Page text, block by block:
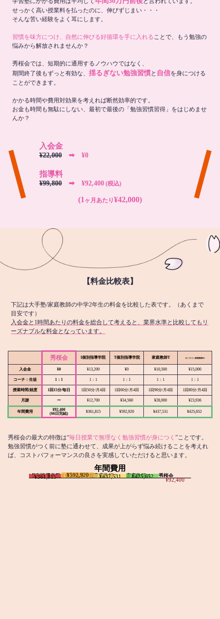
せっかく高い授業料を払ったのに、伸びずじまい・・・
そんな苦い経験をよく耳にします。
習慣を味方につけ、自然に伸びる好循環を手に入れることで、もう勉強の
悩みから解放されませんか？
秀桜会では、短期的に通用するノウハウではなく、
期間終了後もずっと有効な、 揺るぎない勉強習慣と 自信を身につける
ことができます。
かかる時間や費用対効果を考えれば断然効率的です。
お金も時間も無駄にしない、最初で最後の「勉強習慣習得」をはじめませ
んか？
入会金
¥22,000 ➡︎ ¥0
指導料
¥99,800 ➡︎ ¥92,400 (税込)
(1 ヶ月あたり¥42,000)
【料金比較表】
下記は大手塾/家庭教師の中学2年生の料金を比較した表です。（あくまで
目安です）
入会金と1時間あたりの料金を総合して考えると、業界水準と比較してもリ
ーズナブルな料金となっています。
秀桜会 I個別指導学院 T個別指導学院 家庭教師T オンライン家庭教師M
入会金 ¥0 ¥13,200 ¥0 ¥10,500 ¥15,000
コーチ：生徒 1：1 1：1 1：1 1：1 1：1
授業時間/頻度 1回15分/毎日 1回50分/月4回 1回60分/月4回 1回90分/月4回 1回80分/月4回
月謝 ー ¥12,700 ¥34,560 ¥28,000 ¥23,936
年間費用
¥92,400
(66日完結)
¥361,815 ¥592,920 ¥437,531 ¥425,652
秀桜会の最大の特徴は“毎日授業で無理なく勉強習慣が身につく ”ことです。
勉強習慣がつく前に塾に通わせて、成果が上がらず悩み続けることを考えれ
ば、コストパフォーマンスの良さを実感していただけると思います。
年間費用
I個別指導学院
¥361,815 T個別指導学院
¥592,920 家庭教師T
¥437,531 家庭教師M
¥425,652 秀桜会
¥92,400